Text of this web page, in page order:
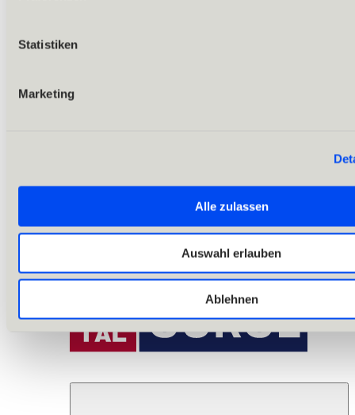
Statistiken
Marketing
Alle zulassen
Auswahl erlauben
Ablehnen